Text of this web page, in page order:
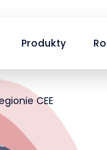
Produkty
CEE